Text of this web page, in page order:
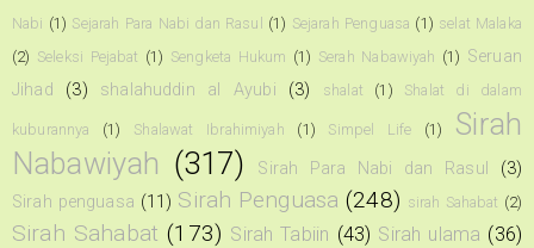
Nabi (1) Sejarah Para Nabi dan Rasul (1) Sejarah Penguasa (1) selat Malaka
(2) Seleksi Pejabat (1) Sengketa Hukum (1) Serah Nabawiyah (1) Seruan
Jihad
(3) shalahuddin al Ayubi (3) shalat (1) Shalat di dalam
kuburannya (1) Shalawat Ibrahimiyah (1) Simpel Life (1)
Sirah
Nabawiyah (317) Sirah Para Nabi dan Rasul
(3)
Sirah penguasa (11) Sirah Penguasa (248) sirah Sahabat (2)
Sirah Sahabat (173) Sirah Tabiin (43) Sirah ulama (36)